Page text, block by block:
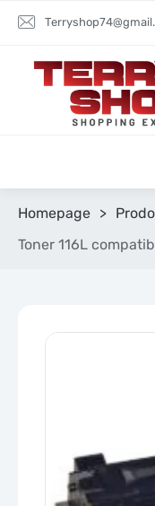
Homepage >
Toner 116L